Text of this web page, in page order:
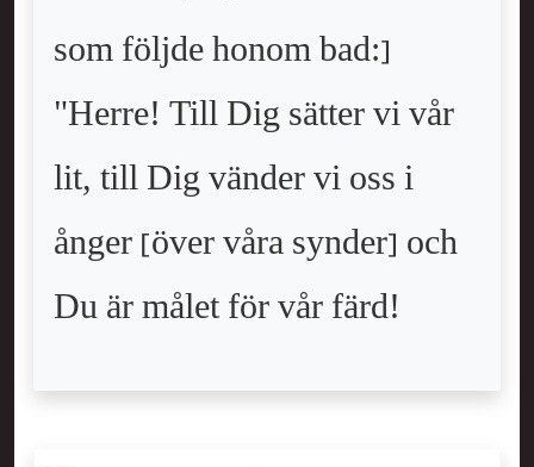
som följde honom bad:]
"Herre! Till Dig sätter vi vår
lit, till Dig vänder vi oss i
ånger [över våra synder] och
Du är målet för vår färd!